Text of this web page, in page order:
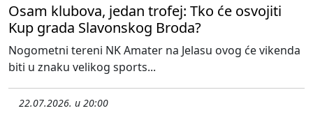
Osam klubova, jedan trofej: Tko će osvojiti
Kup grada Slavonskog Broda?
Nogometni tereni NK Amater na Jelasu ovog će vikenda
biti u znaku velikog sports...
22.07.2026. u 20:00